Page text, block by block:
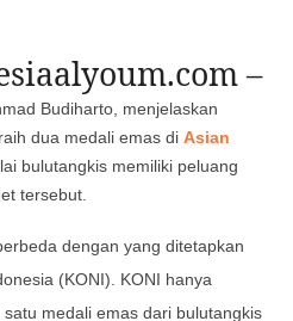
–
Budiharto, menjelaskan
dua medali emas di Asian
bulutangkis memiliki peluang
tersebut.
dengan yang ditetapkan
(KONI). KONI hanya
medali emas dari bulutangkis